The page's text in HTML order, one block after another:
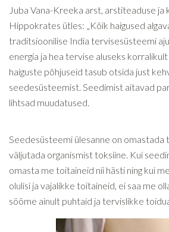
Juba Vana-Kreeka arst, arstiteaduse ja
Hippokrates ütles: „Kõik haigused
traditsioonilise India tervisesüsteemi
energia ja hea tervise aluseks
haiguste põhjuseid tasub otsida just
seedesüsteemist. Seedimist aitavad
lihtsad muudatused.
Seedesüsteemi ülesanne on omastada
väljutada organismist toksiine. Kui
omasta me toitaineid nii hästi ning kui
olulisi ja vajalikke toitaineid, ei saa me
sööme ainult puhtaid ja tervislikke